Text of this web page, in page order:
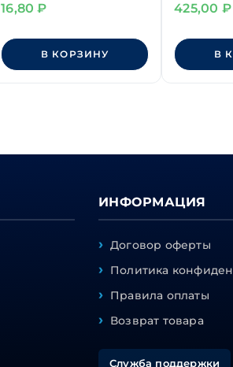
класс прочности 8.8
16,80₽
В КОРЗИНУ
425,00 ₽
В
ИНФОРМАЦИЯ
Договор оферты
Политика
Правила оплаты
Возврат товара
Служба поддержки